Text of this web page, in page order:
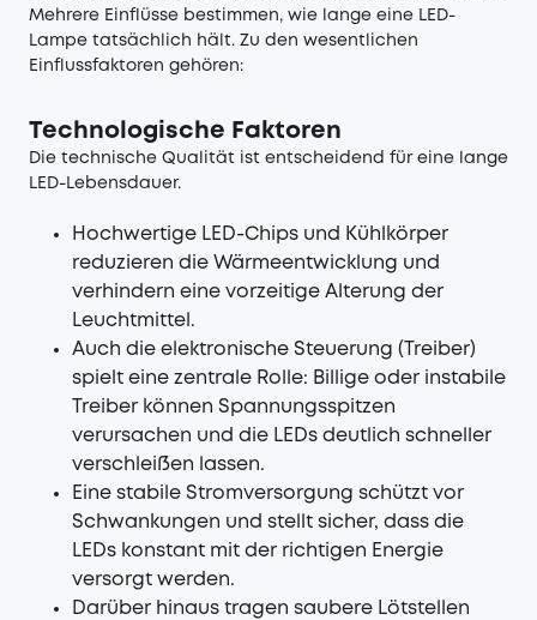
Mehrere Einflüsse bestimmen, wie lange eine LED-
Lampe tatsächlich hält. Zu den wesentlichen
Einflussfaktoren gehören:
Technologische Faktoren
Die technische Qualität ist entscheidend für eine lange
LED-Lebensdauer.
Hochwertige LED-Chips und Kühlkörper
reduzieren die Wärmeentwicklung und
verhindern eine vorzeitige Alterung der
Leuchtmittel.
Auch die elektronische Steuerung (Treiber)
spielt eine zentrale Rolle: Billige oder instabile
Treiber können Spannungsspitzen
verursachen und die LEDs deutlich schneller
verschleißen lassen.
Eine stabile Stromversorgung schützt vor
Schwankungen und stellt sicher, dass die
LEDs konstant mit der richtigen Energie
versorgt werden.
Darüber hinaus tragen saubere Lötstellen